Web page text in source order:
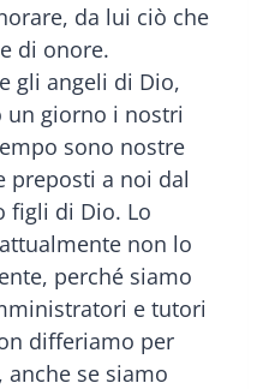
da lui ciò che
di onore.
gli angeli di Dio,
un giorno i nostri
sono nostre
preposti a noi dal
figli di Dio. Lo
non lo
perché siamo
e tutori
differiamo per
se siamo